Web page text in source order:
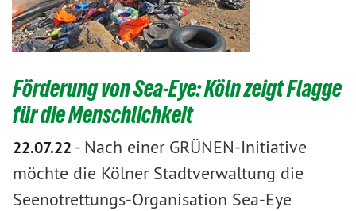
Förderung von Sea-Eye: Köln zeigt Flagge
für die Menschlichkeit
22.07.22 - Nach einer GRÜNEN-Initiative
möchte die Kölner Stadtverwaltung die
Seenotrettungs-Organisation Sea-Eye